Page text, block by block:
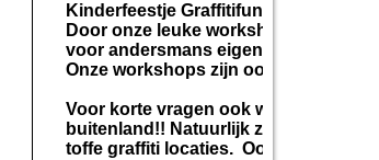
Kinderfeestje Graffitifun in
Door onze leuke workshops leren
voor andersmans eigendom en zal
Onze workshops zijn ook erg
Voor korte vragen ook whatsapp
buitenland!! Natuurlijk zijn op onze
toffe graffiti locaties. Ook hebben wij